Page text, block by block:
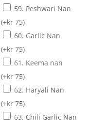
59. Peshwari Nan
(+kr 75)
60. Garlic Nan
(+kr 75)
61. Keema nan
(+kr 75)
62. Haryali Nan
(+kr 75)
63. Chili Garlic Nan